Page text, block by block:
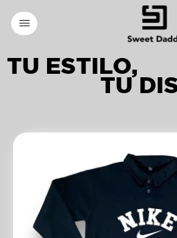
TU ESTILO,
TU